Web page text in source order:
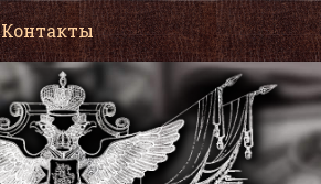
Контакты